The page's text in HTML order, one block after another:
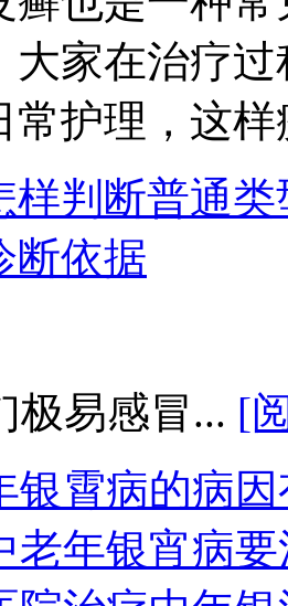
大家在治疗
常护理，这
样判断普通
断依据
易感冒... [
银霄病的病
老年银宵病